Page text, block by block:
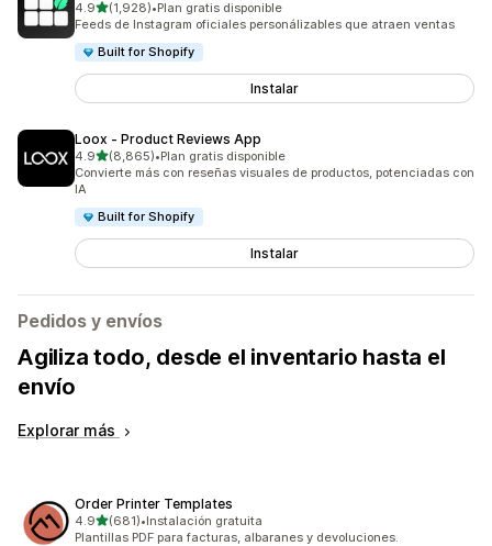
4.9de 5 estrellas
(1,928)
1928 reseñas en total
•Plan gratis disponible
Feeds de Instagram oficiales personálizables que atraen ventas
Built for Shopify
Instalar
Loox ‑ Product Reviews App
4.9de 5 estrellas
(8,865)
8865 reseñas en total
•Plan gratis disponible
Convierte más con reseñas visuales de productos, potenciadas con
IA
Built for Shopify
Instalar
Pedidos y envíos
Agiliza todo, desde el inventario hasta el
envío
Explorar más
Order Printer Templates
4.9de 5 estrellas
(681)
681 reseñas en total
•Instalación gratuita
Plantillas PDF para facturas, albaranes y devoluciones.